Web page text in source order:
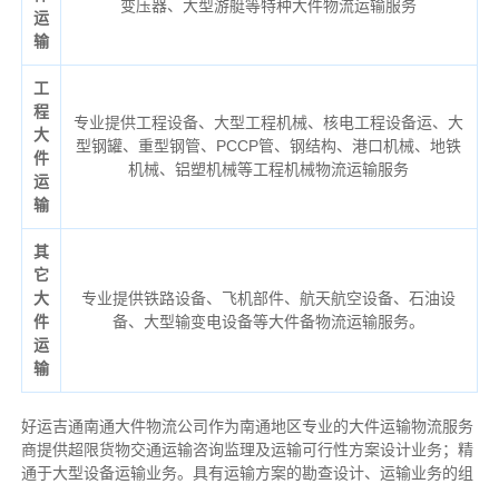
运
输
变压器、大型游艇等特种大件物流运输服务
工
程
大
件
运
输
专业提供工程设备、大型工程机械、核电工程设备运、大
型钢罐、重型钢管、PCCP管、钢结构、港口机械、地铁
机械、铝塑机械等工程机械物流运输服务
其
它
大
件
运
输
专业提供铁路设备、飞机部件、航天航空设备、石油设
备、大型输变电设备等大件备物流运输服务。
好运吉通南通大件物流公司作为南通地区专业的大件运输物流服务
商提供超限货物交通运输咨询监理及运输可行性方案设计业务；精
通于大型设备运输业务。具有运输方案的勘查设计、运输业务的组